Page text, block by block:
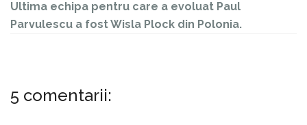
Ultima echipa pentru care a evoluat Paul
Parvulescu a fost Wisla Plock din Polonia.
5 comentarii: